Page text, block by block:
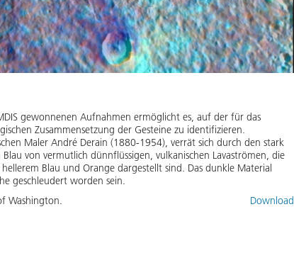
gewonnenen Aufnahmen ermöglicht es, auf der für das
Zusammensetzung der Gesteine zu identifizieren.
Maler André Derain (1880-1954), verrät sich durch den stark
von vermutlich dünnflüssigen, vulkanischen Lavaströmen, die
Blau und Orange dargestellt sind. Das dunkle Material
geschleudert worden sein.
Washington. Download